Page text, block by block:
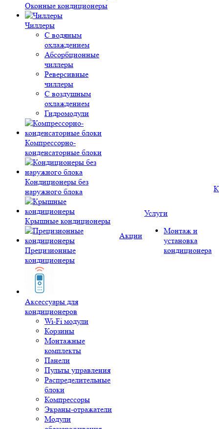
Оконные кондиционеры
Чиллеры
С водяным
охлаждением
Абсорбционные
чиллеры
Реверсивные
чиллеры
С воздушным
охлаждением
Гидромодули
Компрессорно-
конденсаторные блоки
Кондиционеры без
наружного блока
Крышные кондиционеры
Прецизионные
кондиционеры
Аксессуары для
кондиционеров
Wi-Fi модули
Корзины
Монтажные
комплекты
Панели
Пульты управления
Распределительные
блоки
Компрессоры
Экраны-отражатели
Модули
Акции
Услуги
Монтаж и
установка
кондиционера